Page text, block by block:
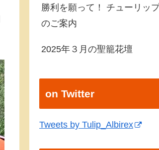
勝利を願って！ チューリッ
のご案内
2025年３月の聖籠花壇
on Twitter
Tweets by Tulip_Albirex